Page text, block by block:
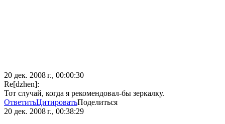
20 дек. 2008 г., 00:00:30
Re[dzhen]:
Тот случай, когда я рекомендовал-бы зеркалку.
ОтветитьЦитироватьПоделиться
20 дек. 2008 г., 00:38:29